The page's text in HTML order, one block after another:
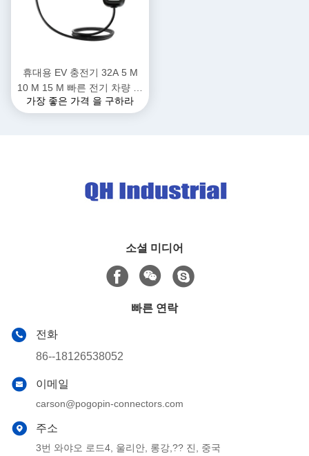
휴대용 EV 충전기 32A 5 M
10 M 15 M 빠른 전기 차량 자
동차 EV 충전기 충전소 EV 충
가장 좋은 가격 을 구하라
소셜 미디어
빠른 연락
전화
86--18126538052
이메일
carson@pogopin-connectors.com
주소
3번 와야오 로드4, 울리안, 롱강,?? 진, 중국